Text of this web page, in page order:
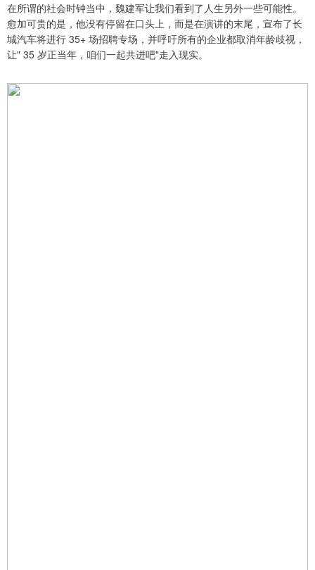
在所谓的社会时钟当中，魏建军让我们看到了人生另外一些可能性。
愈加可贵的是，他没有停留在口头上，而是在演讲的末尾，宣布了长
城汽车将进行 35+ 场招聘专场，并呼吁所有的企业都取消年龄歧视，
让" 35 岁正当年，咱们一起共进吧"走入现实。